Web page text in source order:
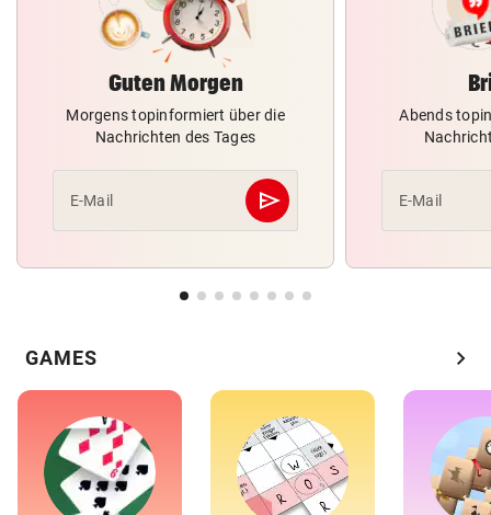
Guten Morgen
Morgens topinformiert über die
Nachrichten des Tages
E-Mail send
Abschicken
Abends
E-Mail
GAMES chevron_right